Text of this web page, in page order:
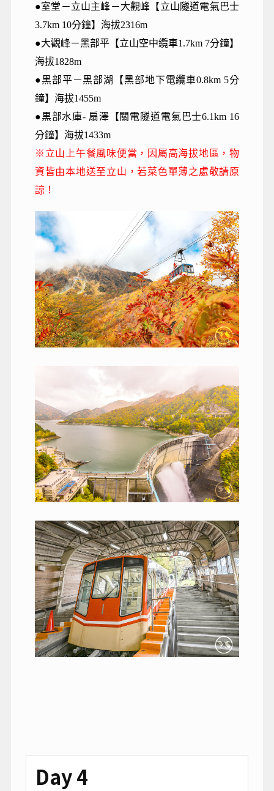
●室堂－立山主峰－大觀峰【立山隧道電氣巴士
3.7km 10分鐘】海拔2316m
●大觀峰－黑部平【立山空中纜車1.7km 7分鐘】
海拔1828m
●黑部平－黑部湖【黑部地下電纜車0.8km 5分
鐘】海拔1455m
●黒部水庫- 扇澤【關電隧道電氣巴士6.1km 16
分鐘】海拔1433m
※立山上午餐風味便當，因屬高海拔地區，物
資皆由本地送至立山，若菜色單薄之處敬請原
諒！
Day 4